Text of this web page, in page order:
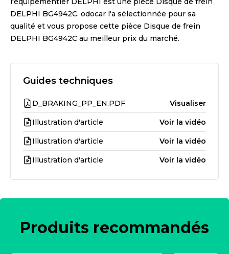
DELPHI BG4942C. odocar l'a sélectionnée pour sa
qualité et vous propose cette pièce Disque de frein
DELPHI BG4942C au meilleur prix du marché.
Guides techniques
D_BRAKING_PP_EN.PDF Visualiser
Illustration d'article Voir la vidéo
Illustration d'article Voir la vidéo
Illustration d'article Voir la vidéo
Produits recommandés